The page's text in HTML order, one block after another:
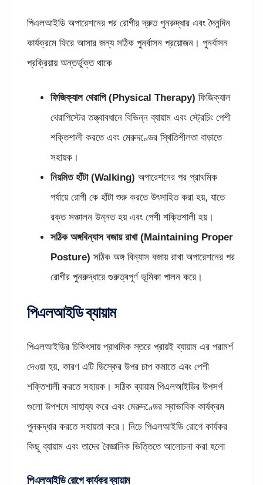
পিএলআইডি অপারেশনের পর রোগীর দ্রুত পুনরুদ্ধার এবং দৈনন্দিন
কার্যক্রমে ফিরে আসার জন্য সঠিক পুনর্বাসন প্রয়োজন। পুনর্বাসন
প্রক্রিয়ায় অন্তর্ভুক্ত থাকে
ফিজিক্যাল থেরাপি (Physical Therapy) ফিজিক্যাল
থেরাপিস্টের তত্ত্বাবধানে বিভিন্ন ব্যায়াম এবং স্ট্রেচিং পেশী
শক্তিশালী করতে এবং মেরুদণ্ডের স্থিতিশীলতা বাড়াতে
সহায়ক।
নিয়মিত হাঁটা (Walking) অপারেশনের পর প্রাথমিক
পর্যায়ে রোগী কে হাঁটা শুরু করতে উৎসাহিত করা হয়, যাতে
রক্ত সঞ্চালন উন্নত হয় এবং পেশী শক্তিশালী হয়।
সঠিক অঙ্গবিন্যাস বজায় রাখা (Maintaining Proper
Posture) সঠিক অঙ্গ বিন্যাস বজায় রাখা অপারেশনের পর
রোগীর পুনরুদ্ধারে গুরুত্বপূর্ণ ভূমিকা পালন করে।
পিএলআইডি ব্যায়াম
পিএলআইডির চিকিৎসায় প্রাথমিক স্তরে প্রায়ই ব্যায়াম এর পরামর্শ
দেওয়া হয়, কারণ এটি ডিস্কের উপর চাপ কমাতে এবং পেশী
শক্তিশালী করতে সহায়ক। সঠিক ব্যায়াম পিএলআইডির উপসর্গ
গুলো উপশমে সাহায্য করে এবং মেরুদণ্ডের স্বাভাবিক কার্যক্রম
পুনরুদ্ধার করতে সহায়তা করে। নিচে পিএলআইডি রোগে কার্যকর
কিছু ব্যায়াম এবং তাদের বৈজ্ঞানিক ভিত্তিতে আলোচনা করা হলো
পিএলআইডি রোগে কার্যকর ব্যায়াম